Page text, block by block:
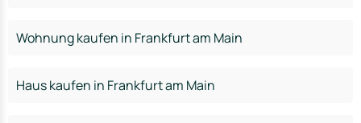
Wohnung kaufen in Frankfurt am Main
Haus kaufen in Frankfurt am Main